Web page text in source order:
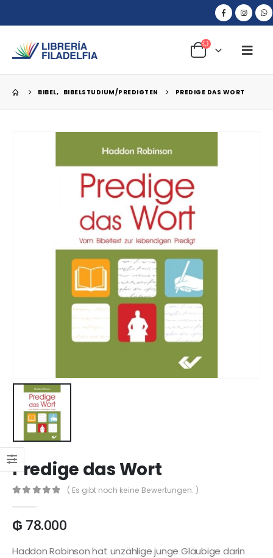
BIBEL, BIBELSTUDIUM/PREDIGTEN PREDIGE DAS WORT
Predige das Wort
( Es gibt noch keine Bewertungen. )
₲ 78.000
Haddon Robinson hat unzählige junge Gläubige darin